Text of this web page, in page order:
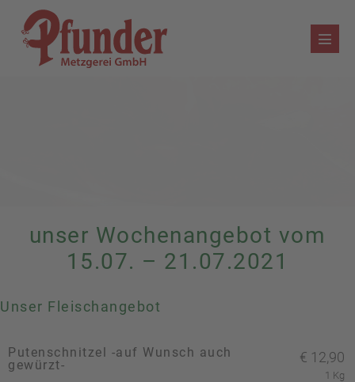
Inhalt
springen
unser Wochenangebot vom
15.07. – 21.07.2021
Unser Fleischangebot
Putenschnitzel -auf Wunsch auch
gewürzt-
€ 12,90
1 Kg